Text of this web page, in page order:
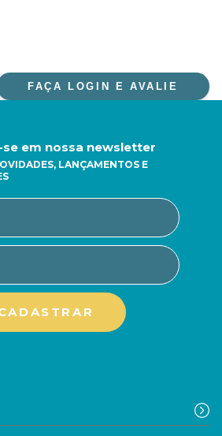
FAÇA LOGIN E AVALIE
em nossa newsletter
LANÇAMENTOS E